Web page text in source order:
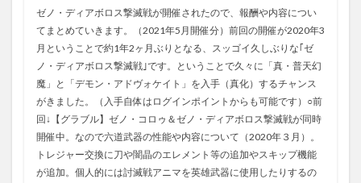
ゼノ・ディアボロス撃滅戦が開催されたので、報酬や内容につい
てまとめていきます。（2021年5月開催分）前回の開催が2020年3
月ということで約1年2ヶ月ぶりとなる、スッゴイ久しぶりな｢ゼ
ノ・ディアボロス撃滅戦｣です。ということで久々に「真・普天幻
魔」と「デモン・アドヴォケイト」を入手（真化）するチャンス
がきました。（入手自体はログインポイントからも可能です）○前
回↓【グラブル】ゼノ・コロゥ＆ゼノ・ディアボロス撃滅戦が同時
開催中。なので六道武器の性能や内容について（2020年３月）。
トレジャー交換に刀や闇晶のエレメント等の追加やスキップ機能
が追加。個人的には討滅戦アニマを英雄武器に使用したりするの